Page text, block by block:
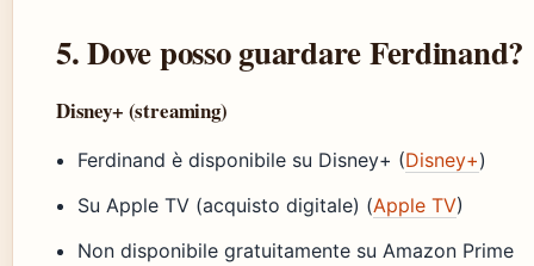
5. Dove posso guardare Ferdinand?
Disney+ (streaming)
Ferdinand è disponibile su Disney+ (Disney+)
Su Apple TV (acquisto digitale) (Apple TV)
Non disponibile gratuitamente su Amazon Prime